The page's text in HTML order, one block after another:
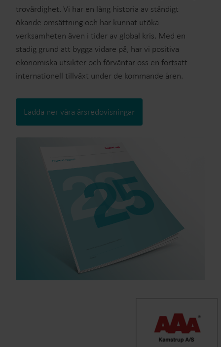
trovärdighet. Vi har en lång historia av ständigt
ökande omsättning och har kunnat utöka
verksamheten även i tider av global kris. Med en
stadig grund att bygga vidare på, har vi positiva
ekonomiska utsikter och förväntar oss en fortsatt
internationell tillväxt under de kommande åren.
Ladda ner våra årsredovisningar